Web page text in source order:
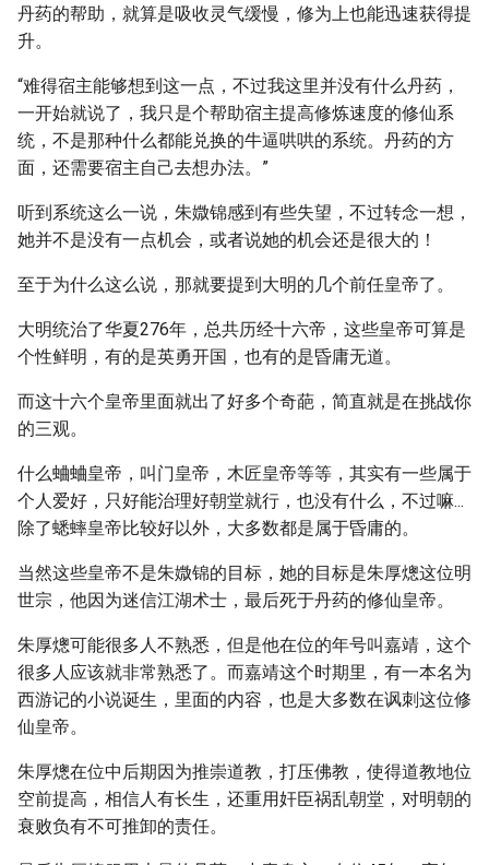
丹药的帮助，就算是吸收灵气缓慢，修为上也能迅速获得提
升。
“难得宿主能够想到这一点，不过我这里并没有什么丹药，
一开始就说了，我只是个帮助宿主提高修炼速度的修仙系
统，不是那种什么都能兑换的牛逼哄哄的系统。丹药的方
面，还需要宿主自己去想办法。”
听到系统这么一说，朱媺锦感到有些失望，不过转念一想，
她并不是没有一点机会，或者说她的机会还是很大的！
至于为什么这么说，那就要提到大明的几个前任皇帝了。
大明统治了华夏276年，总共历经十六帝，这些皇帝可算是
个性鲜明，有的是英勇开国，也有的是昏庸无道。
而这十六个皇帝里面就出了好多个奇葩，简直就是在挑战你
的三观。
什么蛐蛐皇帝，叫门皇帝，木匠皇帝等等，其实有一些属于
个人爱好，只好能治理好朝堂就行，也没有什么，不过嘛...
除了蟋蟀皇帝比较好以外，大多数都是属于昏庸的。
当然这些皇帝不是朱媺锦的目标，她的目标是朱厚熜这位明
世宗，他因为迷信江湖术士，最后死于丹药的修仙皇帝。
朱厚熜可能很多人不熟悉，但是他在位的年号叫嘉靖，这个
很多人应该就非常熟悉了。而嘉靖这个时期里，有一本名为
西游记的小说诞生，里面的内容，也是大多数在讽刺这位修
仙皇帝。
朱厚熜在位中后期因为推崇道教，打压佛教，使得道教地位
空前提高，相信人有长生，还重用奸臣祸乱朝堂，对明朝的
衰败负有不可推卸的责任。